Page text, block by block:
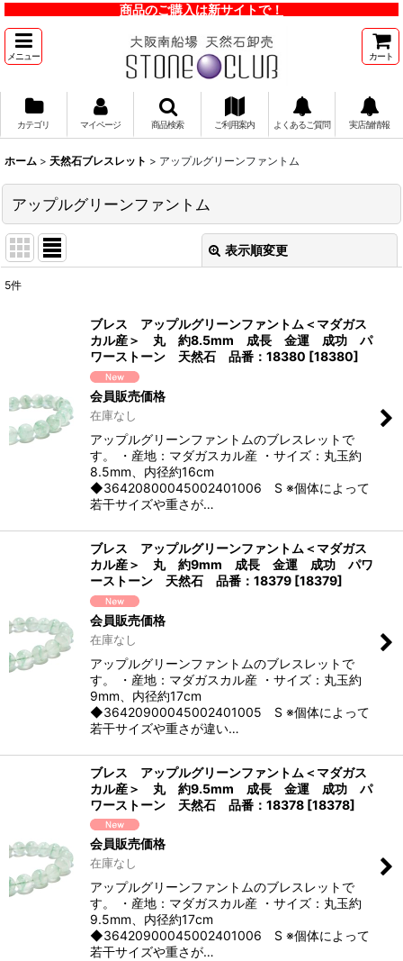
商品のご購入は新サイトで！
メニュー カート
カテゴリ マイページ 商品検索 ご利用案内 よくあるご質問 実店舗情報
ホーム > 天然石ブレスレット > アップルグリーンファントム
アップルグリーンファントム
表示順変更
5件
ブレス アップルグリーンファントム＜マダガス
カル産＞ 丸 約8.5mm 成長 金運 成功 パ
ワーストーン 天然石 品番：18380 [18380]
会員販売価格
在庫なし
アップルグリーンファントムのブレスレットで
す。 ・産地：マダガスカル産 ・サイズ：丸玉約
8.5mm、内径約16cm
◆36420800045002401006 S ※個体によって
若干サイズや重さが…
ブレス アップルグリーンファントム＜マダガス
カル産＞ 丸 約9mm 成長 金運 成功 パワ
ーストーン 天然石 品番：18379 [18379]
会員販売価格
在庫なし
アップルグリーンファントムのブレスレットで
す。 ・産地：マダガスカル産 ・サイズ：丸玉約
9mm、内径約17cm
◆36420900045002401005 S ※個体によって
若干サイズや重さが違い…
ブレス アップルグリーンファントム＜マダガス
カル産＞ 丸 約9.5mm 成長 金運 成功 パ
ワーストーン 天然石 品番：18378 [18378]
会員販売価格
在庫なし
アップルグリーンファントムのブレスレットで
す。 ・産地：マダガスカル産 ・サイズ：丸玉約
9.5mm、内径約17cm
◆36420900045002401006 S ※個体によって
若干サイズや重さが…